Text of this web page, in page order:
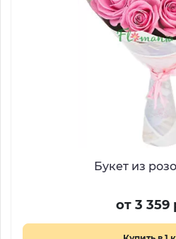
Букет из
от 3 359